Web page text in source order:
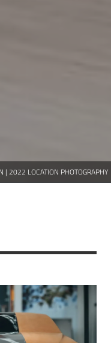
| 2022 LOCATION PHOTOGRAPHY